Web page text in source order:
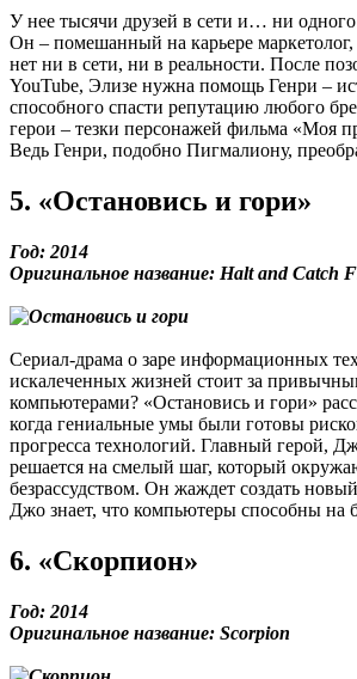
У нее тысячи друзей в сети и… ни
Он – помешанный на карьере маркетолог,
нет ни в сети, ни в реальности. После
YouTube, Элизе нужна помощь Генри –
способного спасти репутацию любого
герои – тезки персонажей фильма «Моя
Ведь Генри, подобно Пигмалиону,
5. «Остановись и гори»
Год: 2014
Оригинальное название: Halt and Catch
Сериал-драма о заре информационных
искалеченных жизней стоит за
компьютерами? «Остановись и гори»
когда гениальные умы были готовы
прогресса технологий. Главный герой,
решается на смелый шаг, который
безрассудством. Он жаждет создать
Джо знает, что компьютеры способны на
6. «Скорпион»
Год: 2014
Оригинальное название: Scorpion